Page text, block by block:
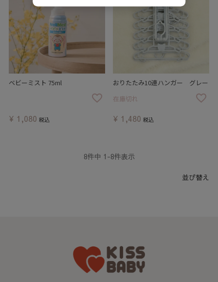
ベビーミスト 75ml
¥ 1,080 税込
おりたたみ10連ハンガー グレー
在庫切れ
¥ 1,480 税込
並び替え
8件中 1 -8件表示